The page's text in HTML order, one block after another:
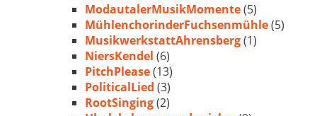
ModautalerMusikMomente(5)
MühlenchorinderFuchsenmühle(5)
MusikwerkstattAhrensberg(1)
NiersKendel (6)
PitchPlease(13)
PoliticalLied (3)
RootSinging(2)